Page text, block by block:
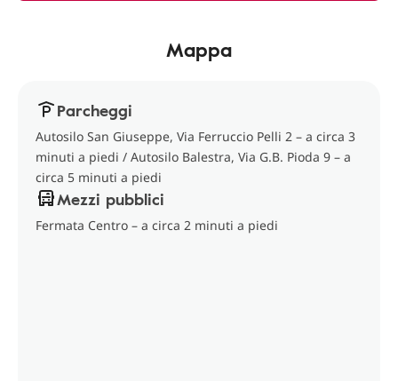
Mappa
Parcheggi
Autosilo San Giuseppe, Via Ferruccio Pelli 2 – a circa 3
minuti a piedi / Autosilo Balestra, Via G.B. Pioda 9 – a
circa 5 minuti a piedi
Mezzi pubblici
Fermata Centro – a circa 2 minuti a piedi